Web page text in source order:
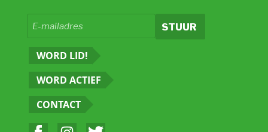
WORD LID!
WORD ACTIEF
CONTACT